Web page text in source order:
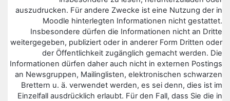
auszudrucken. Für andere Zwecke ist eine Nutzung der in
Moodle hinterlegten Informationen nicht gestattet.
Insbesondere dürfen die Informationen nicht an Dritte
weitergegeben, publiziert oder in anderer Form Dritten oder
der Öffentlichkeit zugänglich gemacht werden. Die
Informationen dürfen daher auch nicht in externen Postings
an Newsgruppen, Mailinglisten, elektronischen schwarzen
Brettern u. ä. verwendet werden, es sei denn, dies ist im
Einzelfall ausdrücklich erlaubt. Für den Fall, dass Sie die in